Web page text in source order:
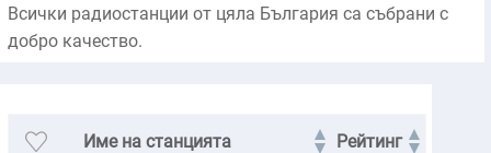
Всички радиостанции от цяла България са събрани с
добро качество.
Име на станцията Рейтинг